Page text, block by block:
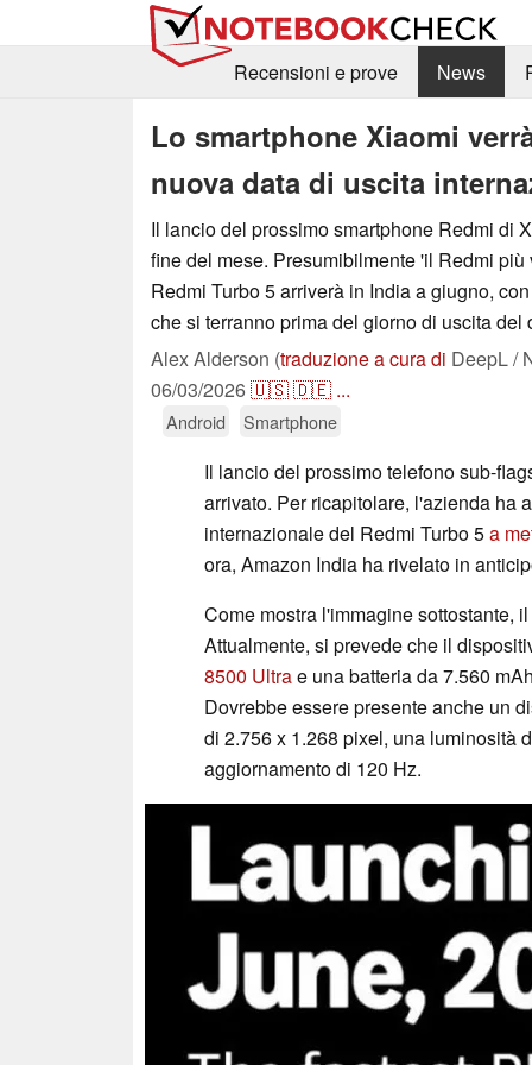
Recensioni e prove News
Lo smartphone Xiaomi
nuova data di uscita
Il lancio del prossimo smartphone Redmi di
fine del mese. Presumibilmente 'il Redmi
Redmi Turbo 5 arriverà in India a giugno,
che si terranno prima del giorno di uscita del
Alex Alderson (traduzione a cura di DeepL /
06/03/2026🇺🇸🇩🇪 ...
Android Smartphone
Il lancio del prossimo telefono sub-
arrivato. Per ricapitolare, l'azienda ha
internazionale del Redmi Turbo 5a
ora, Amazon India ha rivelato in
Come mostra l'immagine sottostante,
Attualmente, si prevede che il
8500 Ultrae una batteria da 7.560
Dovrebbe essere presente anche un
di 2.756 x 1.268 pixel, una luminosità
aggiornamento di 120 Hz.